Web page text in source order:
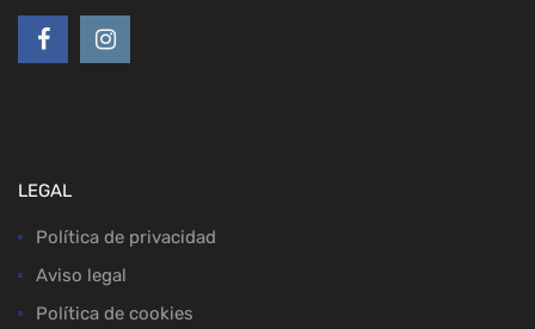
LEGAL
Política de privacidad
Aviso legal
Política de cookies